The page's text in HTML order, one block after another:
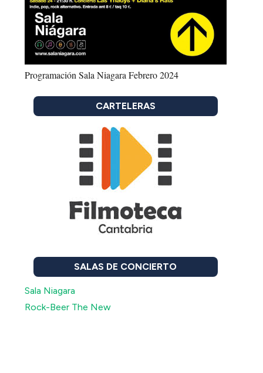
Programación Sala Niagara Febrero 2024
CARTELERAS
SALAS DE CONCIERTO
Sala Niagara
Rock-Beer The New